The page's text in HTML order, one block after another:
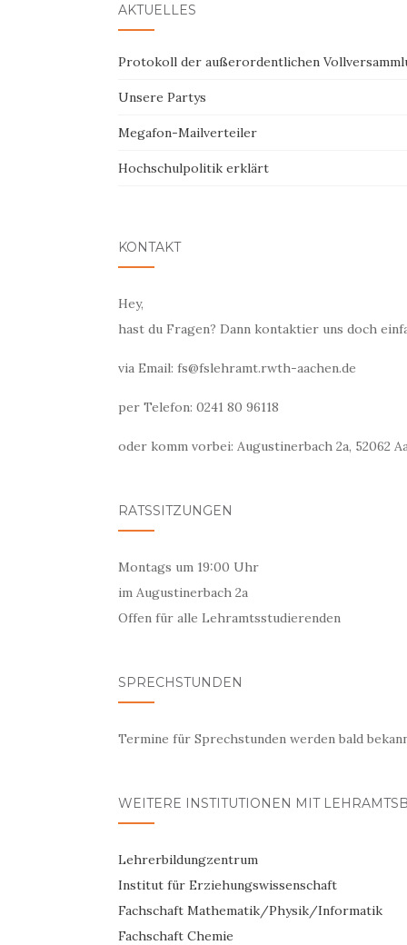
AKTUELLES
Protokoll der außerordentlichen
Unsere Partys
Megafon-Mailverteiler
Hochschulpolitik erklärt
KONTAKT
Hey,
hast du Fragen? Dann kontaktier uns doch
via Email: fs@fslehramt.rwth-aachen.de
per Telefon: 0241 80 96118
oder komm vorbei: Augustinerbach 2a, 52062
RATSSITZUNGEN
Montags um 19:00 Uhr
im Augustinerbach 2a
Offen für alle Lehramtsstudierenden
SPRECHSTUNDEN
Termine für Sprechstunden werden bald
WEITERE INSTITUTIONEN MIT
Lehrerbildungzentrum
Institut für Erziehungswissenschaft
Fachschaft Mathematik/Physik/Informatik
Fachschaft Chemie